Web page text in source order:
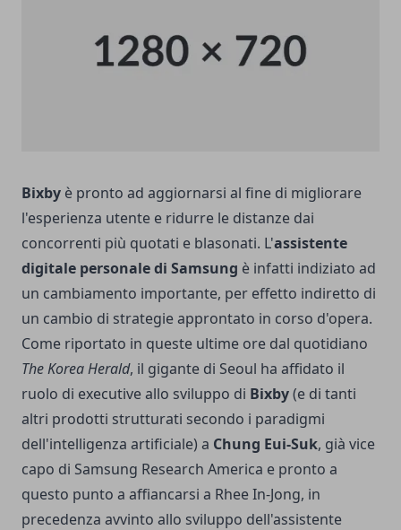
Bixby è pronto ad aggiornarsi al fine di migliorare
l'esperienza utente e ridurre le distanze dai
concorrenti più quotati e blasonati. L'assistente
digitale personale di Samsung è infatti indiziato ad
un cambiamento importante, per effetto indiretto di
un cambio di strategie approntato in corso d'opera.
Come riportato in queste ultime ore dal quotidiano
The Korea Herald, il gigante di Seoul ha affidato il
ruolo di executive allo sviluppo di Bixby(e di tanti
altri prodotti strutturati secondo i paradigmi
dell'intelligenza artificiale) a Chung Eui-Suk, già vice
capo di Samsung Research America e pronto a
questo punto a affiancarsi a Rhee In-Jong, in
precedenza avvinto allo sviluppo dell'assistente